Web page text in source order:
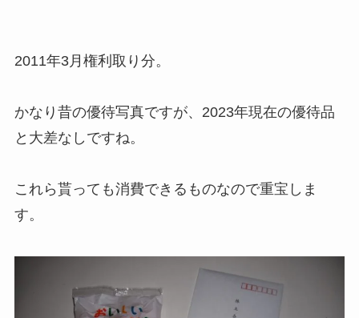
2011年3月権利取り分。
かなり昔の優待写真ですが、2023年現在の優待品
と大差なしですね。
これら貰っても消費できるものなので重宝しま
す。